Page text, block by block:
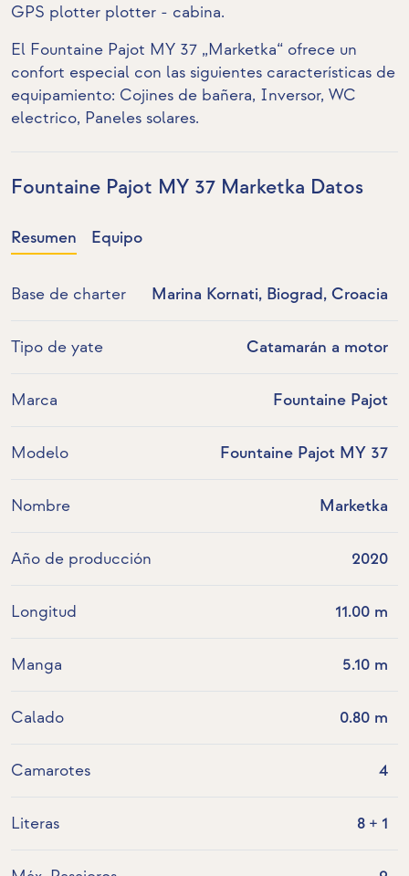
GPS plotter plotter - cabina.
El Fountaine Pajot MY 37 „Marketka“ ofrece un
confort especial con las siguientes características de
equipamiento: Cojines de bañera, Inversor, WC
electrico, Paneles solares.
Fountaine Pajot MY 37 Marketka Datos
Resumen Equipo
Base de charter Marina Kornati, Biograd, Croacia
Tipo de yate Catamarán a motor
Marca Fountaine Pajot
Modelo Fountaine Pajot MY 37
Nombre Marketka
Año de producción 2020
Longitud 11.00 m
Manga 5.10 m
Calado 0.80 m
Camarotes 4
Literas 8 + 1